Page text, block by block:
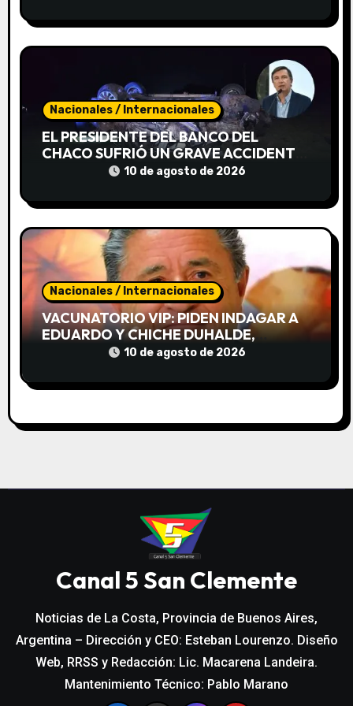
r
Nacionales / Internacionales
EL PRESIDENTE DEL BANCO DEL
CHACO SUFRIÓ UN GRAVE ACCIDENTE
Y PERMANECE INTERNADO
10 de agosto de 2026
Nacionales / Internacionales
VACUNATORIO VIP: PIDEN INDAGAR A
EDUARDO Y CHICHE DUHALDE,
VERBITSKY Y OTRAS 30 PERSONAS
10 de agosto de 2026
Canal 5 San Clemente
Noticias de La Costa, Provincia de Buenos Aires,
Argentina – Dirección y CEO: Esteban Lourenzo. Diseño
Web, RRSS y Redacción: Lic. Macarena Landeira.
Mantenimiento Técnico: Pablo Marano